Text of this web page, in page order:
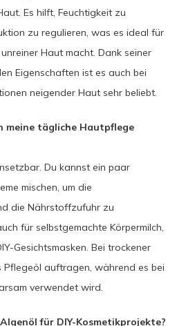
Es hilft, Feuchtigkeit zu
zu regulieren, was es ideal für
Haut macht. Dank seiner
Eigenschaften ist es auch bei
neigender Haut sehr beliebt.
meine tägliche Hautpflege
Du kannst ein paar
mischen, um die
die Nährstoffzufuhr zu
für selbstgemachte Körpermilch,
Gesichtsmasken. Bei trockener
Pflegeöl auftragen, während es bei
verwendet wird.
für DIY-Kosmetikprojekte?